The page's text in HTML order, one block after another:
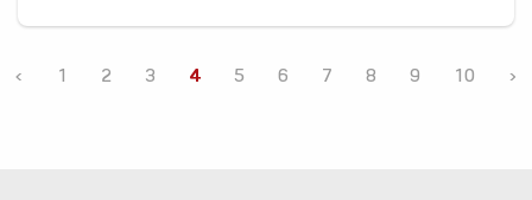
‹ 1 2 3 4 5 6 7 8 9 10 ›